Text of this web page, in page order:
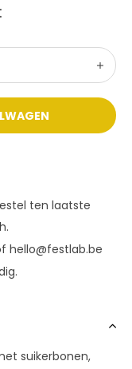
ten laatste
hello@festlab.be
suikerbonen,